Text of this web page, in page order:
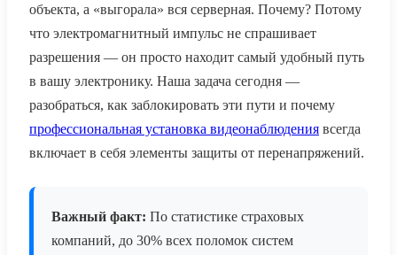
объекта, а «выгорала» вся серверная. Почему? Потому
что электромагнитный импульс не спрашивает
разрешения — он просто находит самый удобный путь
в вашу электронику. Наша задача сегодня —
разобраться, как заблокировать эти пути и почему
профессиональная установка видеонаблюдения всегда
включает в себя элементы защиты от перенапряжений.
Важный факт: По статистике страховых
компаний, до 30% всех поломок систем